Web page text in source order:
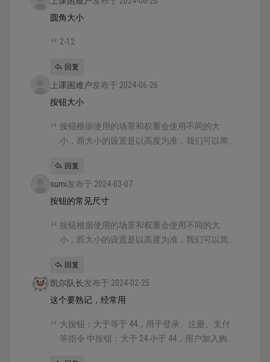
圆角大小
2-12
回复
上课困难户发布于 2024-06-26
按钮大小
按钮根据使用的场景和权重会使用不同的大
小，而大小的设置是以高度为准，我们可以简
于等于 44，用于登录、注册、支付等指令 中按
钮：大于 24 小于 44，用户加入购物车、关
注、分类切换等指令 小按钮：小于等于 24，用
回复
sumi发布于 2024-03-07
按钮的常见尺寸
按钮根据使用的场景和权重会使用不同的大
小，而大小的设置是以高度为准，我们可以简
于等于 44，用于登录、注册、支付等指令 中按
钮：大于 24 小于 44，用户加入购物车、关
注、分类切换等指令 小按钮：小于等于 24，用
回复
凯尔队长发布于 2024-02-25
这个要熟记，经常用
大按钮：大于等于 44，用于登录、注册、支付
等指令 中按钮：大于 24 小于 44，用户加入购